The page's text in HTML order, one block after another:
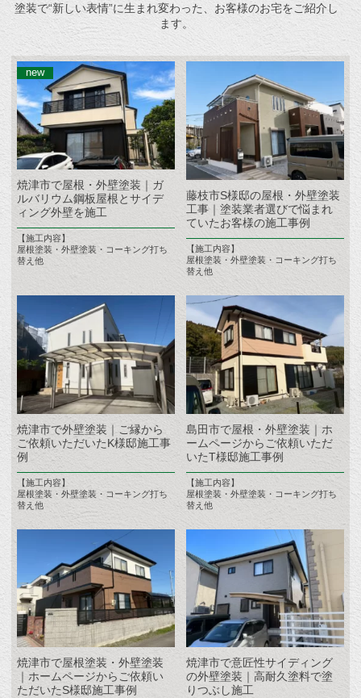
塗装で“新しい表情”に生まれ変わった、お客様のお宅をご紹介し
ます。
焼津市で屋根・外壁塗装｜ガ
ルバリウム鋼板屋根とサイデ
ィング外壁を施工
【施工内容】
屋根塗装・外壁塗装・コーキング打ち
替え他
藤枝市S様邸の屋根・外壁塗装
工事｜塗装業者選びで悩まれ
ていたお客様の施工事例
【施工内容】
屋根塗装・外壁塗装・コーキング打ち
替え他
焼津市で外壁塗装｜ご縁から
ご依頼いただいたK様邸施工事
例
【施工内容】
屋根塗装・外壁塗装・コーキング打ち
替え他
島田市で屋根・外壁塗装｜ホ
ームページからご依頼いただ
いたT様邸施工事例
【施工内容】
屋根塗装・外壁塗装・コーキング打ち
替え他
焼津市で屋根塗装・外壁塗装
｜ホームページからご依頼い
ただいたS様邸施工事例
焼津市で意匠性サイディング
の外壁塗装｜高耐久塗料で塗
りつぶし施工